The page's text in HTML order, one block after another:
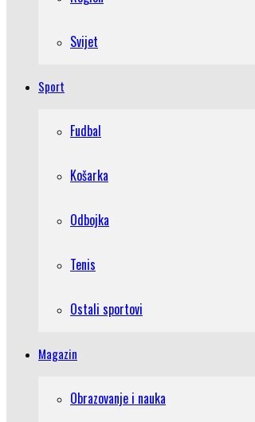
Svijet
Sport
Fudbal
Košarka
Odbojka
Tenis
Ostali sportovi
Magazin
Obrazovanje i nauka